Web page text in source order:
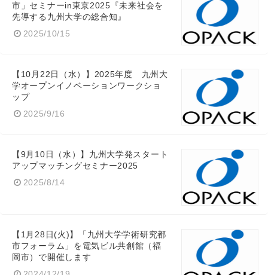
市」セミナーin東京2025『未来社会を
先導する九州大学の総合知』
2025/10/15
【10月22日（水）】2025年度 九州大
学オープンイノベーションワークショ
ップ
2025/9/16
【9月10日（水）】九州大学発スタート
アップマッチングセミナー2025
2025/8/14
【1月28日(火)】「九州大学学術研究都
市フォーラム」を電気ビル共創館（福
岡市）で開催します